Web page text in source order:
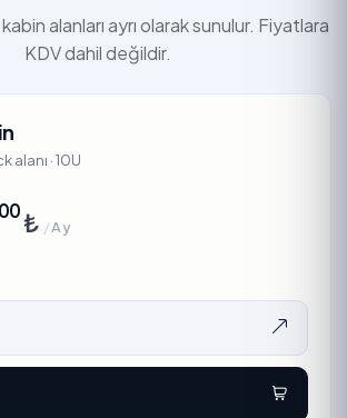
alanları ayrı olarak sunulur. Fiyatlara
KDV dahil değildir.
alanı · 10U
₺ /Ay